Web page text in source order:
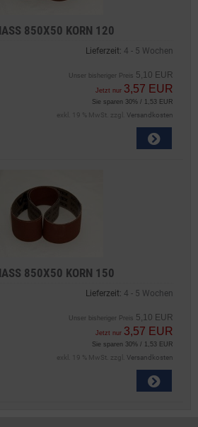
850X50 KORN 120
Lieferzeit: 4 - 5 Wochen
Unser bisheriger Preis 5,10 EUR
Jetzt nur 3,57 EUR
Sie sparen 30% / 1,53 EUR
exkl. 19 % MwSt. zzgl. Versandkosten
850X50 KORN 150
Lieferzeit: 4 - 5 Wochen
Unser bisheriger Preis 5,10 EUR
Jetzt nur 3,57 EUR
Sie sparen 30% / 1,53 EUR
exkl. 19 % MwSt. zzgl. Versandkosten